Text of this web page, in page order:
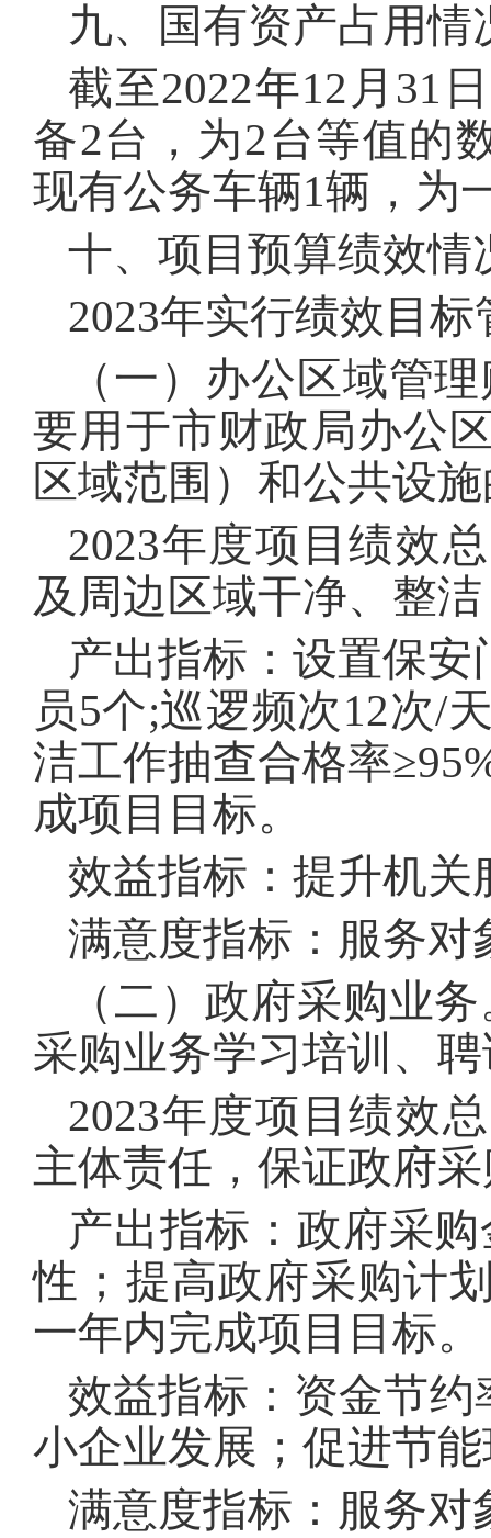
九、国有资产占用情
截至2022年12月31
备2台，为2台等值的
现有公务车辆1辆，为
十、项目预算绩效情
2023年实行绩效目
（一）办公区域管
要用于市财政局办公
区域范围）和公共设
2023年度项目绩效
及周边区域干净、整
产出指标：设置保
员5个;巡逻频次12次/
洁工作抽查合格率
成项目目标。
效益指标：提升机
满意度指标：服务对
（二）政府采购业
采购业务学习培训、
2023年度项目绩效
主体责任，保证政府
产出指标：政府采
性；提高政府采购计
一年内完成项目目标。
效益指标：资金节
小企业发展；促进节
满意度指标：服务对